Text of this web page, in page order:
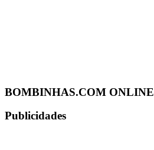
BOMBINHAS.COM ONLINE
Publicidades